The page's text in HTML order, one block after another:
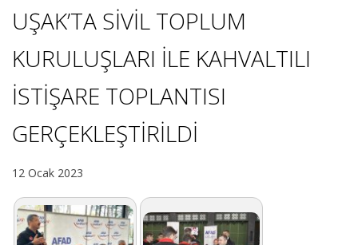
UŞAK’TA SİVİL TOPLUM
KURULUŞLARI İLE KAHVALTILI
İSTİŞARE TOPLANTISI
GERÇEKLEŞTİRİLDİ
12 Ocak 2023